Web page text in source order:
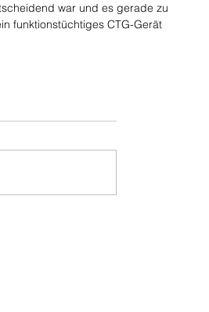
war und es gerade zu
funktionstüchtiges CTG-Gerät